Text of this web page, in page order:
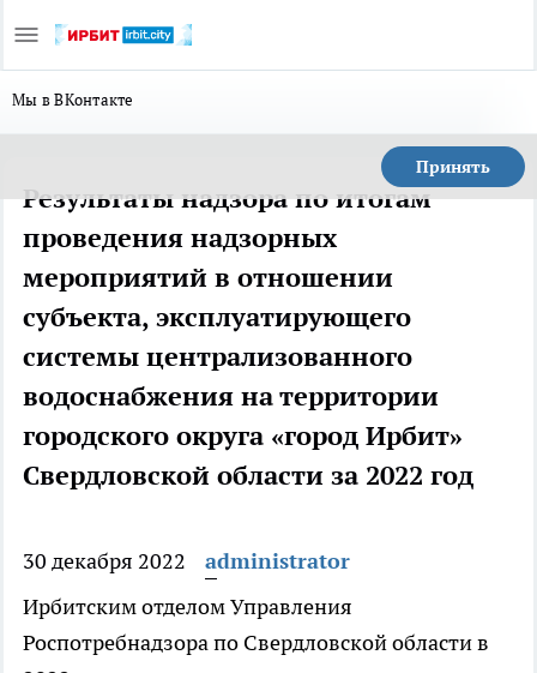
Мы в ВКонтакте
Принять
Результаты надзора по итогам
проведения надзорных
мероприятий в отношении
субъекта, эксплуатирующего
системы централизованного
водоснабжения на территории
городского округа «город Ирбит»
Свердловской области за 2022 год
30 декабря 2022
administrator
Ирбитским отделом Управления
Роспотребнадзора по Свердловской области в